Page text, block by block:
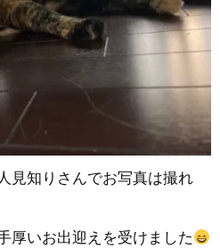
見知りさんでお写真は撮れ
厚いお出迎えを受けました